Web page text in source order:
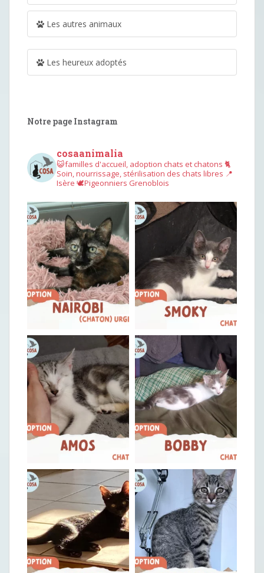
Les autres animaux
Les heureux adoptés
Notre page Instagram
cosaanimalia
😺familles d'accueil, adoption chats et chatons 🐈
Soin, nourrissage, stérilisation des chats libres 📍
Isère 🕊︎Pigeonniers Grenoblois